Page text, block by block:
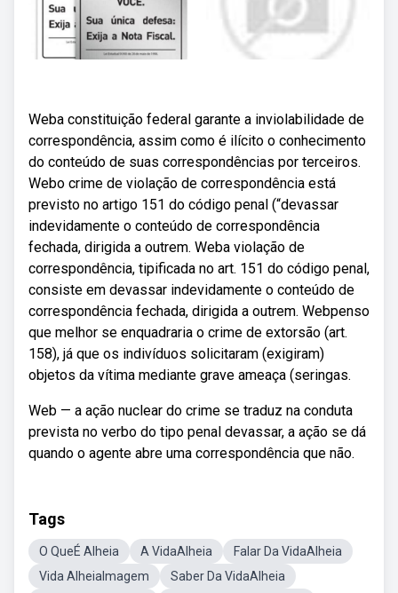
Weba constituição federal garante a inviolabilidade de
correspondência, assim como é ilícito o conhecimento
do conteúdo de suas correspondências por terceiros.
Webo crime de violação de correspondência está
previsto no artigo 151 do código penal (“devassar
indevidamente o conteúdo de correspondência
fechada, dirigida a outrem. Weba violação de
correspondência, tipificada no art. 151 do código penal,
consiste em devassar indevidamente o conteúdo de
correspondência fechada, dirigida a outrem. Webpenso
que melhor se enquadraria o crime de extorsão (art.
158), já que os indivíduos solicitaram (exigiram)
objetos da vítima mediante grave ameaça (seringas.
Web — a ação nuclear do crime se traduz na conduta
prevista no verbo do tipo penal devassar, a ação se dá
quando o agente abre uma correspondência que não.
Tags
O QueÉ Alheia A VidaAlheia
Falar Da VidaAlheia
Vida AlheiaImagem
Saber Da VidaAlheia